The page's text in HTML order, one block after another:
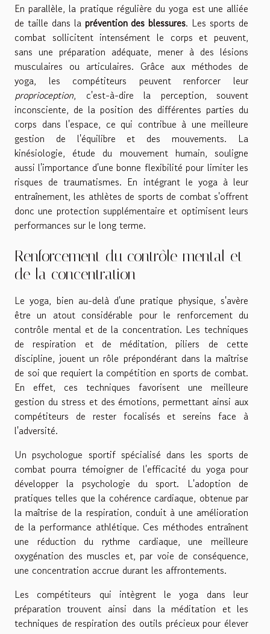
En parallèle, la pratique régulière du yoga est une alliée
de taille dans la prévention des blessures. Les sports de
combat sollicitent intensément le corps et peuvent,
sans une préparation adéquate, mener à des lésions
musculaires ou articulaires. Grâce aux méthodes de
yoga, les compétiteurs peuvent renforcer leur
proprioception, c'est-à-dire la perception, souvent
inconsciente, de la position des différentes parties du
corps dans l'espace, ce qui contribue à une meilleure
gestion de l'équilibre et des mouvements. La
kinésiologie, étude du mouvement humain, souligne
aussi l'importance d'une bonne flexibilité pour limiter les
risques de traumatismes. En intégrant le yoga à leur
entraînement, les athlètes de sports de combat s'offrent
donc une protection supplémentaire et optimisent leurs
performances sur le long terme.
Renforcement du contrôle mental et
de la concentration
Le yoga, bien au-delà d'une pratique physique, s'avère
être un atout considérable pour le renforcement du
contrôle mental et de la concentration. Les techniques
de respiration et de méditation, piliers de cette
discipline, jouent un rôle prépondérant dans la maîtrise
de soi que requiert la compétition en sports de combat.
En effet, ces techniques favorisent une meilleure
gestion du stress et des émotions, permettant ainsi aux
compétiteurs de rester focalisés et sereins face à
l'adversité.
Un psychologue sportif spécialisé dans les sports de
combat pourra témoigner de l'efficacité du yoga pour
développer la psychologie du sport. L'adoption de
pratiques telles que la cohérence cardiaque, obtenue par
la maîtrise de la respiration, conduit à une amélioration
de la performance athlétique. Ces méthodes entraînent
une réduction du rythme cardiaque, une meilleure
oxygénation des muscles et, par voie de conséquence,
une concentration accrue durant les affrontements.
Les compétiteurs qui intègrent le yoga dans leur
préparation trouvent ainsi dans la méditation et les
techniques de respiration des outils précieux pour élever